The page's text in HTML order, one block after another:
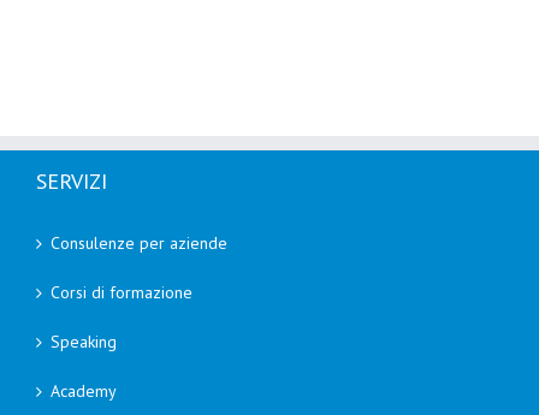
SERVIZI
Consulenze per aziende
Corsi di formazione
Speaking
Academy